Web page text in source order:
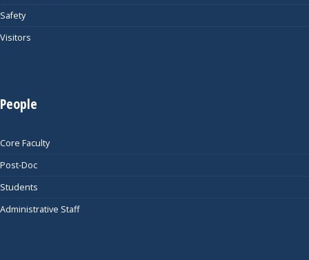
Safety
Visitors
People
Core Faculty
Post-Doc
Students
Administrative Staff